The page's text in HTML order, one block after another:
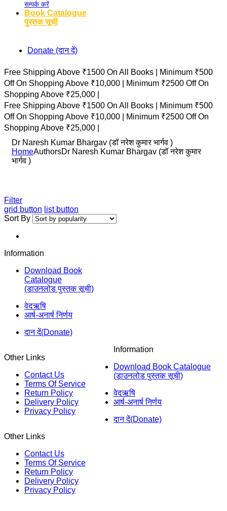
सम्पर्क करें
Book Catalogue
पुस्तक सूची
Donate (दान दें)
Free Shipping Above ₹1500 On All Books |
Minimum ₹500
Off On Shopping Above ₹10,000 |
Minimum ₹2500 Off On
Shopping Above ₹25,000 |
Free Shipping Above ₹1500 On All Books |
Minimum ₹500
Off On Shopping Above ₹10,000 |
Minimum ₹2500 Off On
Shopping Above ₹25,000 |
Dr Naresh Kumar Bhargav (डॉ नरेश कुमार भार्गव )
HomeAuthorsDr Naresh Kumar Bhargav (डॉ नरेश कुमार
भार्गव )
Filter
grid button list button
Sort By
Information
Download Book
Catalogue
(डाउनलोड पुस्तक सूची)
वेदऋषि
आर्ष-अनार्ष निर्णय
दान दें(Donate)
Other Links
Contact Us
Terms Of Service
Return Policy
Delivery Policy
Privacy Policy
Information
Download Book Catalogue
(डाउनलोड पुस्तक सूची)
वेदऋषि
आर्ष-अनार्ष निर्णय
दान दें(Donate)
Other Links
Contact Us
Terms Of Service
Return Policy
Delivery Policy
Privacy Policy